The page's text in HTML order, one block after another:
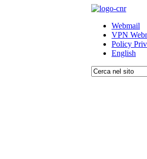
Webmail
VPN
Policy
English